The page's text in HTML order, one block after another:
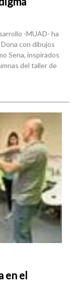
-MUAD- ha
con dibujos
Sena, inspirados
del taller de
en el